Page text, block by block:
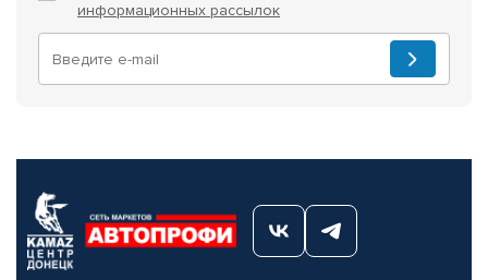
информационных рассылок